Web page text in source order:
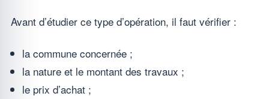
Avant d’étudier ce type d’opération, il faut vérifier :
la commune concernée ;
la nature et le montant des travaux ;
le prix d’achat ;